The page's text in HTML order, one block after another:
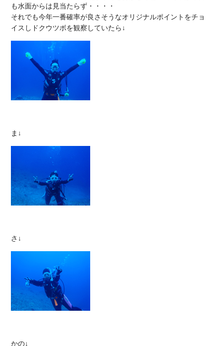
も水面からは見当たらず・・・・
それでも今年一番確率が良さそうなオリジナルポイントをチョ